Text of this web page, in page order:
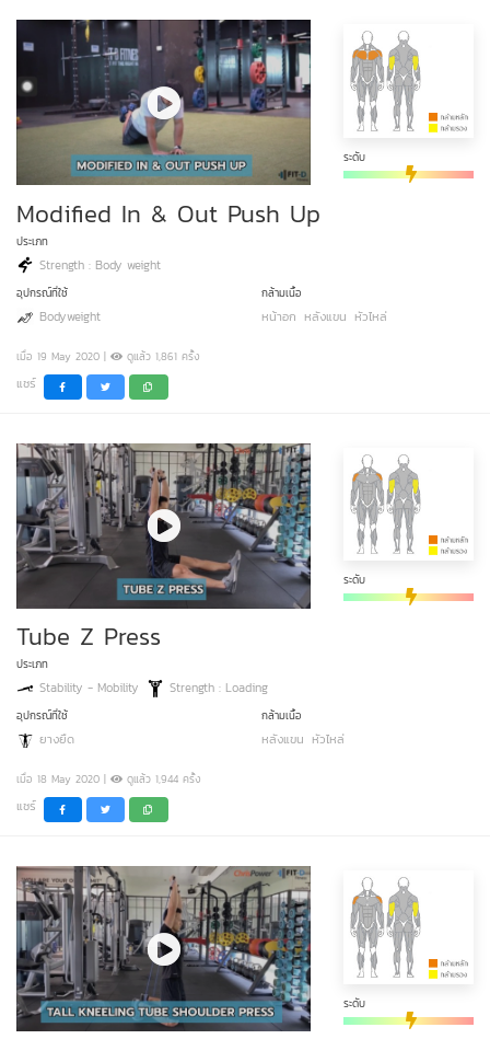
ระดับ
Modified In & Out Push Up
ประเภท
Strength : Body weight
อุปกรณ์ที่ใช้
Bodyweight
กล้ามเนื้อ
หน้าอก หลังแขน หัวไหล่
เมื่อ 19 May 2020 | ดูแล้ว 1,861 ครั้ง
แชร์
ระดับ
Tube Z Press
ประเภท
Stability - Mobility Strength : Loading
อุปกรณ์ที่ใช้
ยางยืด
กล้ามเนื้อ
หลังแขน หัวไหล่
เมื่อ 18 May 2020 | ดูแล้ว 1,944 ครั้ง
แชร์
ระดับ